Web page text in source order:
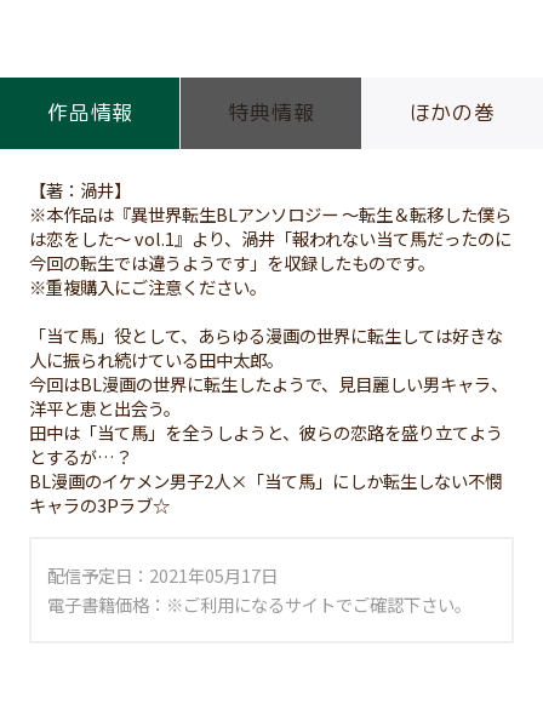
作品情報 特典情報 ほかの巻
【著：渦井】
※本作品は『異世界転生BLアンソロジー ～転生＆転移した僕ら
は恋をした～ vol.1』より、渦井「報われない当て馬だったのに
今回の転生では違うようです」を収録したものです。
※重複購入にご注意ください。
「当て馬」役として、あらゆる漫画の世界に転生しては好きな
人に振られ続けている田中太郎。
今回はBL漫画の世界に転生したようで、見目麗しい男キャラ、
洋平と恵と出会う。
田中は「当て馬」を全うしようと、彼らの恋路を盛り立てよう
とするが…？
BL漫画のイケメン男子2人×「当て馬」にしか転生しない不憫
キャラの3Pラブ☆
配信予定日：2021年05月17日
電子書籍価格：※ご利用になるサイトでご確認下さい。